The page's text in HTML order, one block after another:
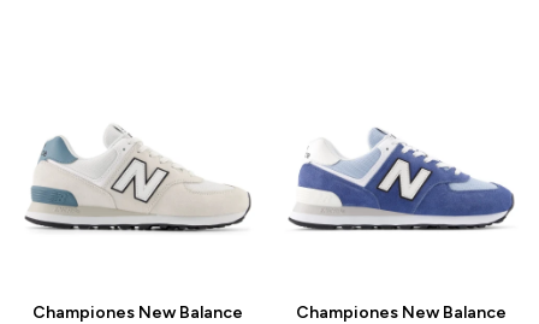
Championes New Balance
Championes New Balance